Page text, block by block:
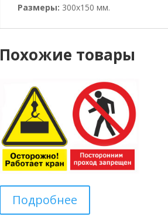
Размеры: 300х150 мм.
Похожие товары
Подробнее